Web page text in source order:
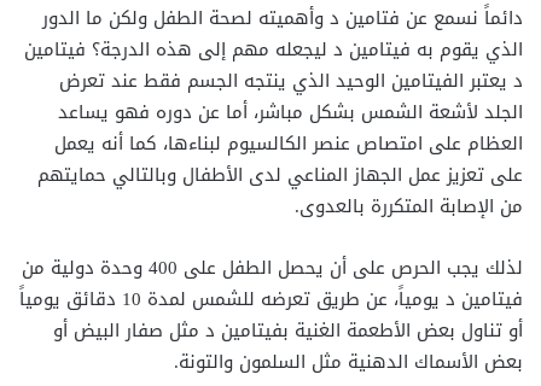
دائماً نسمع عن فتامين د وأهميته لصحة الطفل ولكن ما الدور
الذي يقوم به فيتامين د ليجعله مهم إلى هذه الدرجة؟ فيتامين
د يعتبر الفيتامين الوحيد الذي ينتجه الجسم فقط عند تعرض
الجلد لأشعة الشمس بشكل مباشر، أما عن دوره فهو يساعد
العظام على امتصاص عنصر الكالسيوم لبناءها، كما أنه يعمل
على تعزيز عمل الجهاز المناعي لدى الأطفال وبالتالي حمايتهم
من الإصابة المتكررة بالعدوى.
لذلك يجب الحرص على أن يحصل الطفل على 400 وحدة دولية من
فيتامين د يومياً، عن طريق تعرضه للشمس لمدة 10 دقائق يومياً
أو تناول بعض الأطعمة الغنية بفيتامين د مثل صفار البيض أو
بعض الأسماك الدهنية مثل السلمون والتونة.